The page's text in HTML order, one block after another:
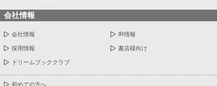
会社情報
会社情報 IR情報
採用情報 書店様向け
ドリームブッククラブ
初めての方へ